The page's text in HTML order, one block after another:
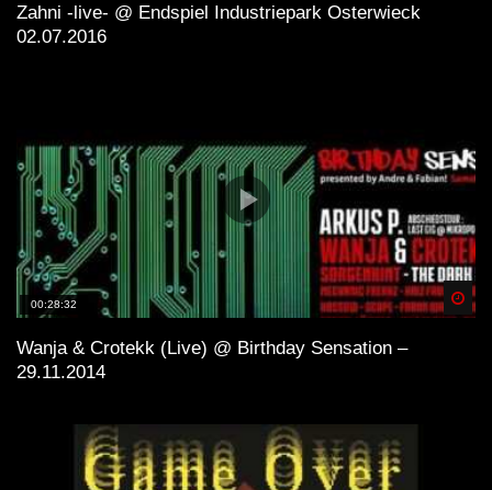
Zahni -live- @ Endspiel Industriepark Osterwieck
02.07.2016
00:28:32
Wanja & Crotekk (Live) @ Birthday Sensation –
29.11.2014